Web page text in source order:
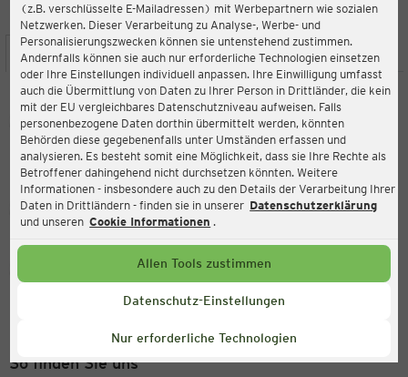
(z.B. verschlüsselte E-Mailadressen) mit Werbepartnern wie sozialen
Netzwerken. Dieser Verarbeitung zu Analyse-, Werbe- und
Personalisierungszwecken können sie untenstehend zustimmen.
Andernfalls können sie auch nur erforderliche Technologien einsetzen
oder Ihre Einstellungen individuell anpassen. Ihre Einwilligung umfasst
auch die Übermittlung von Daten zu Ihrer Person in Drittländer, die kein
mit der EU vergleichbares Datenschutzniveau aufweisen. Falls
personenbezogene Daten dorthin übermittelt werden, könnten
Behörden diese gegebenenfalls unter Umständen erfassen und
analysieren. Es besteht somit eine Möglichkeit, dass sie Ihre Rechte als
Betroffener dahingehend nicht durchsetzen könnten. Weitere
Informationen - insbesondere auch zu den Details der Verarbeitung Ihrer
Daten in Drittländern - finden sie in unserer Datenschutzerklärung
und unseren Cookie Informationen .
Allen Tools zustimmen
Datenschutz-Einstellungen
Nur erforderliche Technologien
3,2
Bewertung:
STANDORT SERVICES SORTIMENT AKTIONEN
Ernsting's family
Am Markt 12, 16727 Velten
Aktuell:
Geschlossen
Service Hotline
+43 (0) 1 2675 502
So finden Sie uns